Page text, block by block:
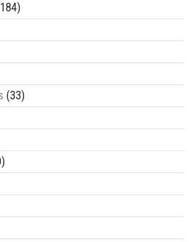
(33)